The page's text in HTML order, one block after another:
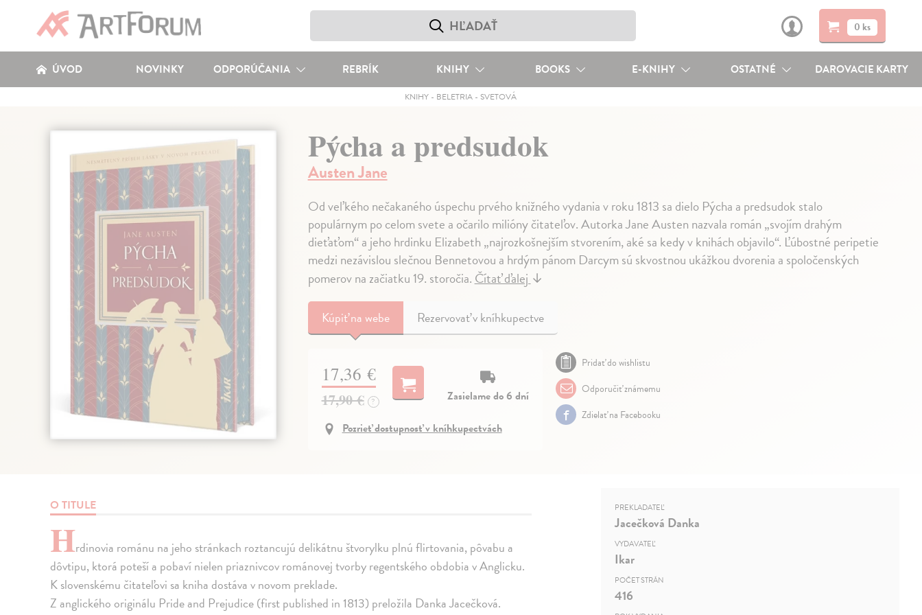
0 ks
ÚVOD NOVINKY ODPORÚČANIA REBRÍK KNIHY BOOKS E-KNIHY OSTATNÉ DAROVACIE KARTY
KNIHY - BELETRIA - SVETOVÁ
Pýcha a predsudok
Austen Jane
Od veľkého nečakaného úspechu prvého knižného vydania v roku 1813 sa dielo Pýcha a predsudok stalo
populárnym po celom svete a očarilo milióny čitateľov. Autorka Jane Austen nazvala román „svojím drahým
dieťaťom“ a jeho hrdinku Elizabeth „najrozkošnejším stvorením, aké sa kedy v knihách objavilo“. Ľúbostné peripetie
medzi nezávislou slečnou Bennetovou a hrdým pánom Darcym sú skvostnou ukážkou dvorenia a spoločenských
pomerov na začiatku 19. storočia.Čítať ďalej↓
Kúpiťna webe Rezervovať v kníhkupectve
17,36 €
17,90 € ?
Zasielame do 6 dní
Pozrieť dostupnosť v kníhkupectvách
Pridať do wishlistu
Odporučiť známemu
Zdielať na Facebooku
O TITULE
Hrdinovia románu na jeho stránkach roztancujú delikátnu štvorylku plnú flirtovania, pôvabu a
dôvtipu, ktorá poteší a pobaví nielen priaznivcov románovej tvorby regentského obdobia v Anglicku.
K slovenskému čitateľovi sa kniha dostáva v novom preklade.
Z anglického originálu Pride and Prejudice (first published in 1813) preložila Danka Jacečková.
PREKLADATEĽ
Jacečková Danka
VYDAVATEĽ
Ikar
POČET STRÁN
416